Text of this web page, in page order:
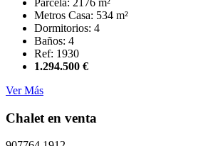
Parcela: 2176 m²
Metros Casa: 534 m²
Dormitorios: 4
Baños: 4
Ref: 1930
1.294.500 €
Ver Más
Chalet en venta